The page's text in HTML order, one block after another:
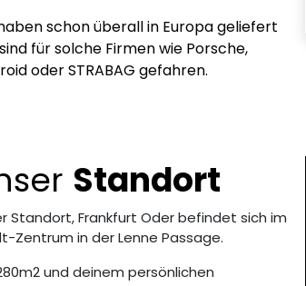
schon überall in Europa geliefert
für solche Firmen wie Porsche,
oder STRABAG gefahren.
Standort
Standort, Frankfurt Oder befindet sich im
Zentrum in der Lenne Passage.
und deinem persönlichen